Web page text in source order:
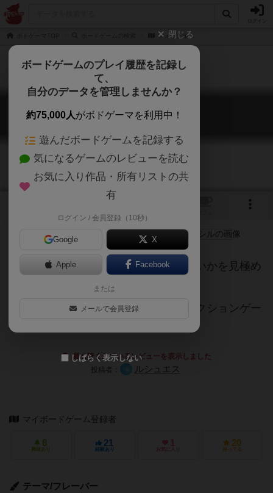
フォッシル
フォッシル
Fossil
「フォッシル」はどの化石の発掘が速いかを見極め
て欠片を集めていく、
アブストラクト要素が絡むセットコレクションゲー
ムです。
最も読まれているレビューを表示しました
投稿者：
ルシュエス
マイボードゲーム登録者
8
興味あり
21
経験あり
1
お気に入り
20
持ってる
テーマ/フレーバー
閉じる
ボードゲームのプレイ履歴を記録し
て、
自分のデータを管理しませんか？
約75,000人がボドゲーマを利用中！
遊んだボードゲームを記録する
気になるゲームのレビューを読む
お気に入り作品・所有リストの共
有
ログイン / 会員登録（10秒）
Google X
Apple Facebook
または
メールで会員登録
しばらく表示しない